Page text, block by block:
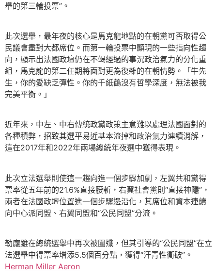
舉的第三輪投票”。
此次選舉，最年夜的核心是馬克龍地點的在朝黨可否取得公
民議會盡對大都席位。而第一輪投票中顯現的一些指向性趨
向，顯示出法國政壇仍在不竭經過的事況政治氣力的分化重
組，馬克龍的第二任期將面對更為復雜的在朝情勢。「牛先
生，你的愛缺乏彈性。你的千紙鶴沒有哲學深度，無法被我
完美平衡。」
近年來，中左、中右傳統政黨政策主意難以處理法國面對的
各種積弊，招致其選平易近基本流掉和政治氣力連續消解，
這在2017年和2022年兩場總統年夜選中獲得表現。
此次立法選舉則使這一趨向進一個步驟加劇，左翼共和黨得
票率從五年前的21.6%直接腰斬，右翼社會黨則“直接神隱”，
兩者在法國政壇位置進一個步驟邊沿化，其席位和資本連續
向中心派同盟、右翼同盟和“公民同盟”分流。
勒龐雖在總統選舉中再次被圍殲，但其引導的“公民同盟”在立
法選舉中得票率增添5.5個百分點，獲得“汗青性衝破”。
Herman Miller Aeron